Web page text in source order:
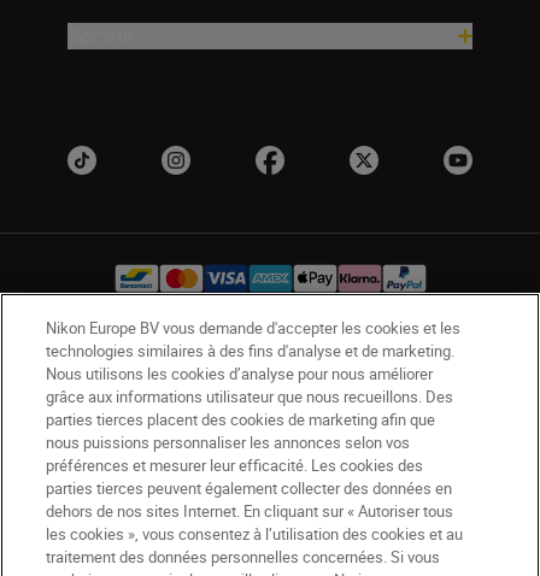
BE(fr) Nikon Sites
Contactez-nous
Avis de confidentialité
Conditions d’utilisation
CVG de la boutique Nikon Store
Notice d’information sur les cookies
Accessibilité
Paramètres des cookies
© 2026 Nikon
Nikon Europe BV vous demande d'accepter les cookies et les
technologies similaires à des fins d'analyse et de marketing.
Nous utilisons les cookies d’analyse pour nous améliorer
grâce aux informations utilisateur que nous recueillons. Des
parties tierces placent des cookies de marketing afin que
nous puissions personnaliser les annonces selon vos
préférences et mesurer leur efficacité. Les cookies des
parties tierces peuvent également collecter des données en
dehors de nos sites Internet. En cliquant sur « Autoriser tous
les cookies », vous consentez à l’utilisation des cookies et au
traitement des données personnelles concernées. Si vous